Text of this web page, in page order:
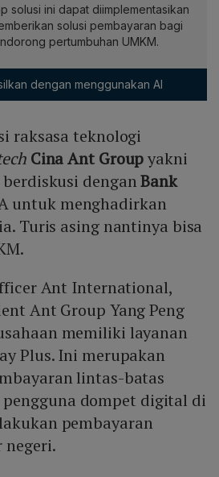
solusi ini dapat diimplementasikan
solusi pembayaran bagi
pertumbuhan UMKM.
dengan menggunakan AI
raksasa teknologi
CinaAnt Groupyakni
denganBank
untuk menghadirkan
Turis asing nantinya bisa
Ant International,
Ant Group Yang Peng
memiliki layanan
Plus. Ini merupakan
lintas-batas
dompet digital di
pembayaran
negeri.